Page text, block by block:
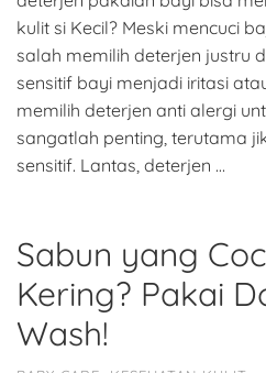
kulit si Kecil? Meski mencuci
salah memilih deterjen justru
sensitif bayi menjadi iritasi
memilih deterjen anti alergi
sangatlah penting, terutama
sensitif. Lantas, deterjen …
Sabun yang
Kering? Pakai
Wash!